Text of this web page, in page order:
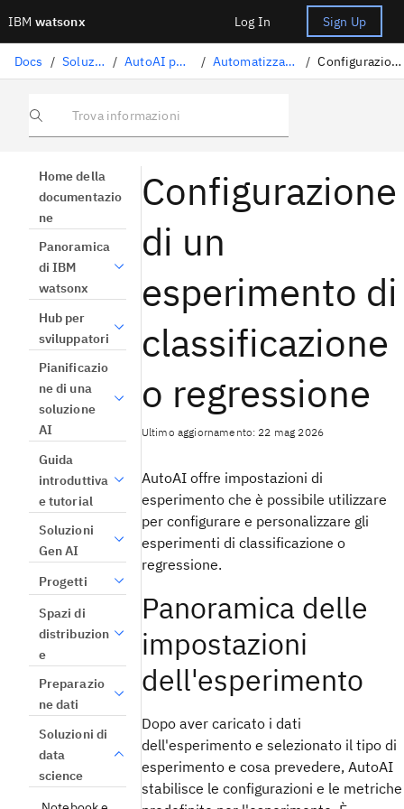
IBM watsonx Log In Sign Up
Docs / Soluzioni di data science / AutoAI per l'apprendimento automatico / Automatizzare un esperimento di apprendimento automatico / Configurazione delle impostazioni dell'esperimento
Trova informazioni
Home della
documentazio
ne
Panoramica
di IBM
watsonx
Hub per
sviluppatori
Pianificazio
ne di una
soluzione
AI
Guida
introduttiva
e tutorial
Soluzioni
Gen AI
Progetti
Spazi di
distribuzion
e
Preparazio
ne dati
Soluzioni di
data
science
Configurazione
di un
esperimento di
classificazione
o regressione
Ultimo aggiornamento: 22 mag 2026
AutoAI offre impostazioni di
esperimento che è possibile utilizzare
per configurare e personalizzare gli
esperimenti di classificazione o
regressione.
Panoramica delle
impostazioni
dell'esperimento
Dopo aver caricato i dati
dell'esperimento e selezionato il tipo di
esperimento e cosa prevedere, AutoAI
stabilisce le configurazioni e le metriche